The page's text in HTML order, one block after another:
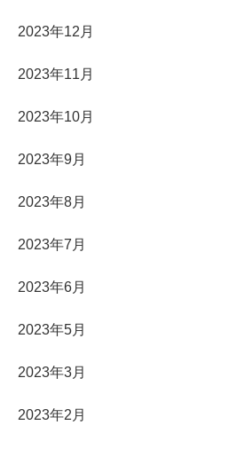
2023年12月
2023年11月
2023年10月
2023年9月
2023年8月
2023年7月
2023年6月
2023年5月
2023年3月
2023年2月